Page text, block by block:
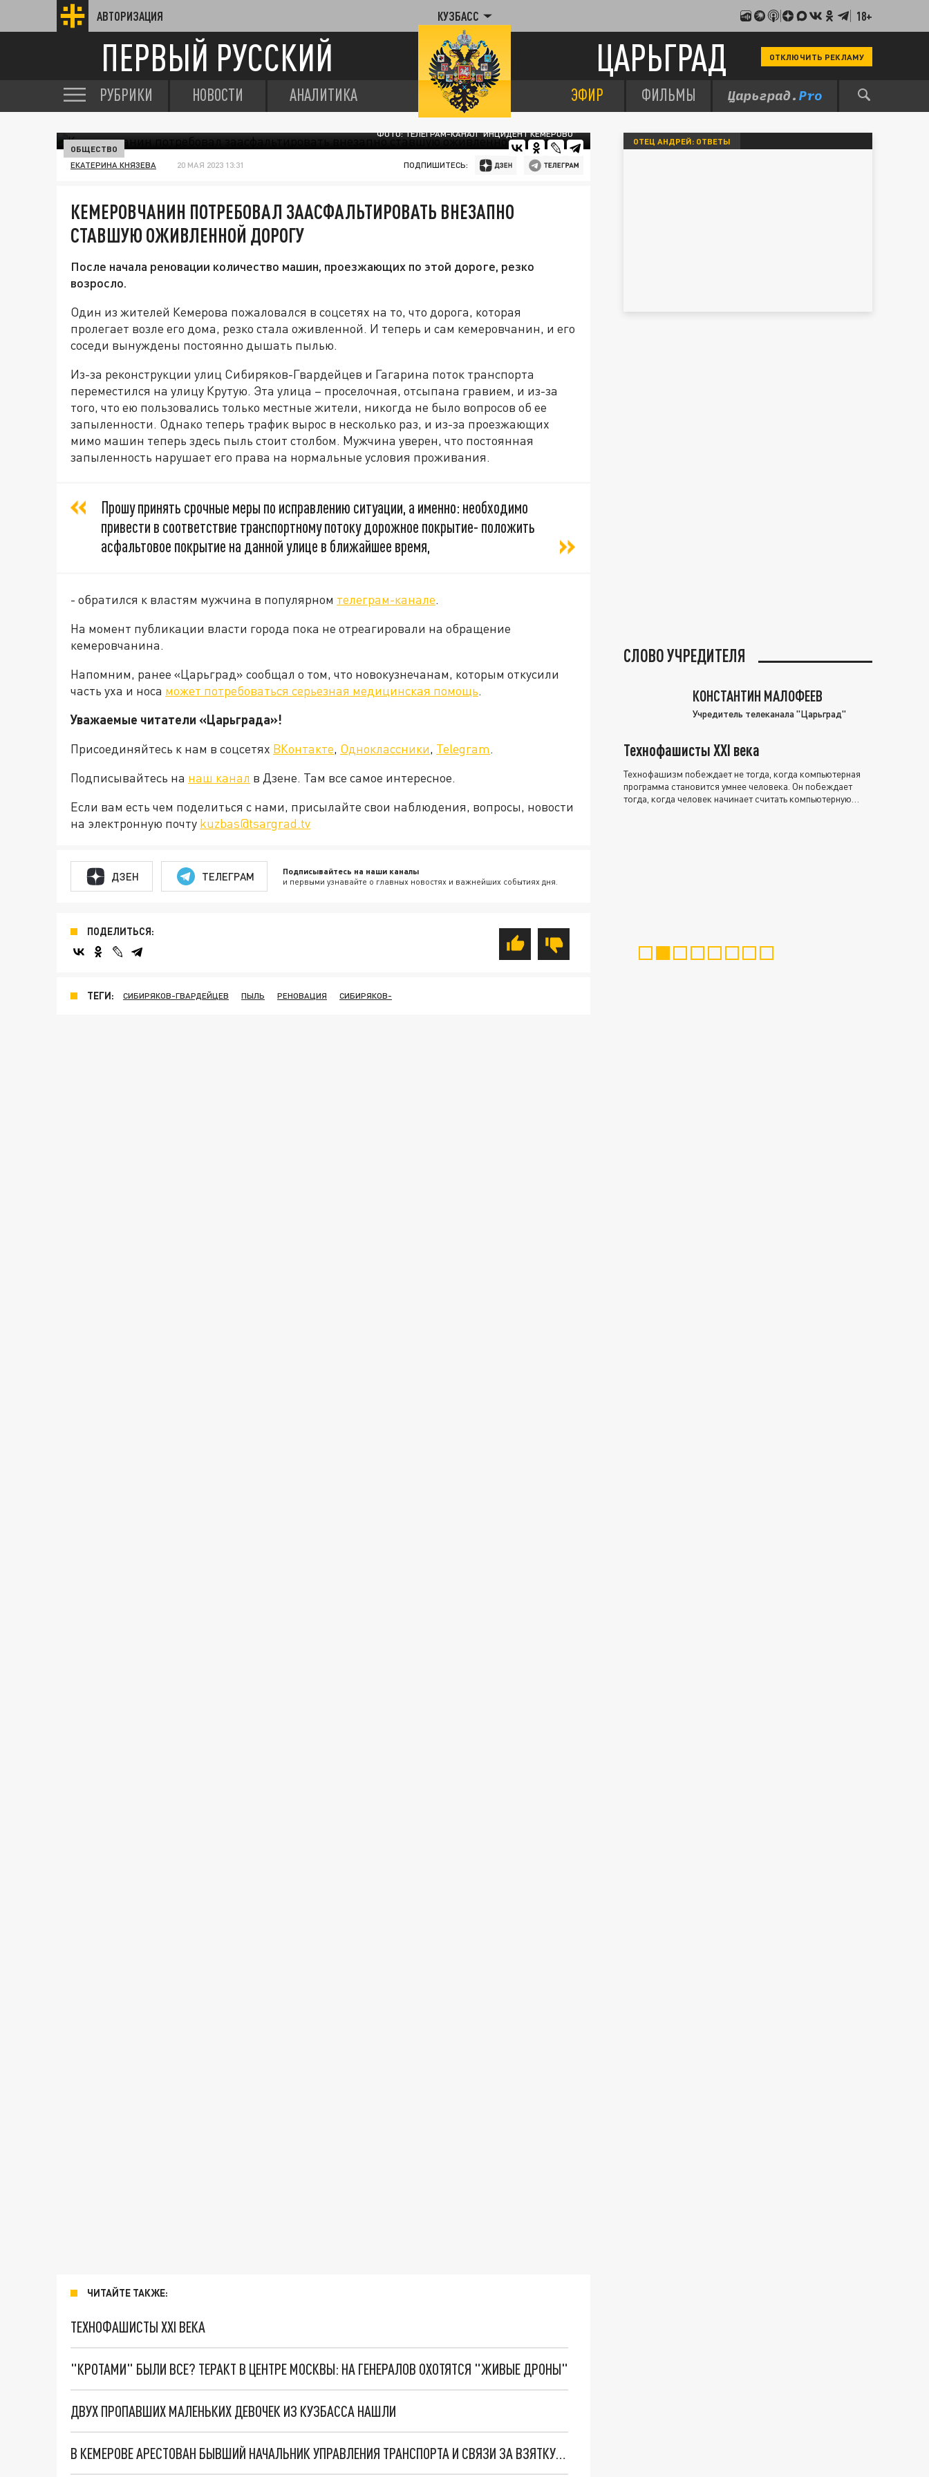
АВТОРИЗАЦИЯ КУЗБАСС 18+
ПЕРВЫЙ РУССКИЙ ЦАРЬГРАД ОТКЛЮЧИТЬ РЕКЛАМУ
РУБРИКИ НОВОСТИ АНАЛИТИКА ЭФИР ФИЛЬМЫ
ФОТО: ТЕЛЕГРАМ-КАНАЛ "ИНЦИДЕНТ КЕМЕРОВО"
ОБЩЕСТВО
ЕКАТЕРИНА КНЯЗЕВА 20 МАЯ 2023 13:31 ПОДПИШИТЕСЬ:
КЕМЕРОВЧАНИН ПОТРЕБОВАЛ ЗААСФАЛЬТИРОВАТЬ ВНЕЗАПНО
СТАВШУЮ ОЖИВЛЕННОЙ ДОРОГУ
После начала реновации количество машин, проезжающих по этой дороге, резко
возросло.
Один из жителей Кемерова пожаловался в соцсетях на то, что дорога, которая
пролегает возле его дома, резко стала оживленной. И теперь и сам кемеровчанин, и его
соседи вынуждены постоянно дышать пылью.
Из-за реконструкции улиц Сибиряков-Гвардейцев и Гагарина поток транспорта
переместился на улицу Крутую. Эта улица – проселочная, отсыпана гравием, и из-за
того, что ею пользовались только местные жители, никогда не было вопросов об ее
запыленности. Однако теперь трафик вырос в несколько раз, и из-за проезжающих
мимо машин теперь здесь пыль стоит столбом. Мужчина уверен, что постоянная
запыленность нарушает его права на нормальные условия проживания.
Прошу принять срочные меры по исправлению ситуации, а именно: необходимо
привести в соответствие транспортному потоку дорожное покрытие- положить
асфальтовое покрытие на данной улице в ближайшее время,
- обратился к властям мужчина в популярном телеграм-канале.
На момент публикации власти города пока не отреагировали на обращение
кемеровчанина.
Напомним, ранее «Царьград» сообщал о том, что новокузнечанам, которым откусили
часть уха и носа может потребоваться серьезная медицинская помощь.
Уважаемые читатели «Царьграда»!
Присоединяйтесь к нам в соцсетях ВКонтакте, Одноклассники, Telegram.
Подписывайтесь на наш канал в Дзене. Там все самое интересное.
Если вам есть чем поделиться с нами, присылайте свои наблюдения, вопросы, новости
на электронную почту kuzbas@tsargrad.tv
ДЗЕН ТЕЛЕГРАМ Подписывайтесь на наши каналы
и первыми узнавайте о главных новостях и важнейших событиях дня.
ПОДЕЛИТЬСЯ:
ТЕГИ: СИБИРЯКОВ-ГВАРДЕЙЦЕВ ПЫЛЬ РЕНОВАЦИЯ СИБИРЯКОВ-
ЧИТАЙТЕ ТАКЖЕ:
ТЕХНОФАШИСТЫ XXI ВЕКА
"КРОТАМИ" БЫЛИ ВСЕ? ТЕРАКТ В ЦЕНТРЕ МОСКВЫ: НА ГЕНЕРАЛОВ ОХОТЯТСЯ "ЖИВЫЕ ДРОНЫ"
ДВУХ ПРОПАВШИХ МАЛЕНЬКИХ ДЕВОЧЕК ИЗ КУЗБАССА НАШЛИ
В КЕМЕРОВЕ АРЕСТОВАН БЫВШИЙ НАЧАЛЬНИК УПРАВЛЕНИЯ ТРАНСПОРТА И СВЯЗИ ЗА ВЗЯТКУ В 3 МИЛЛИОНА РУБЛЕЙ
ОТЕЦ АНДРЕЙ: ОТВЕТЫ
СЛОВО УЧРЕДИТЕЛЯ
КОНСТАНТИН МАЛОФЕЕВ
Учредитель телеканала "Царьград"
Технофашисты XXI века
Технофашизм побеждает не тогда, когда компьютерная
программа становится умнее человека. Он побеждает
тогда, когда человек начинает считать компьютерную